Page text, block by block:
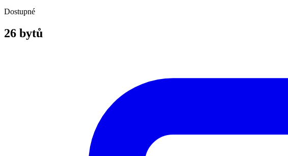
Dostupné
26 bytů